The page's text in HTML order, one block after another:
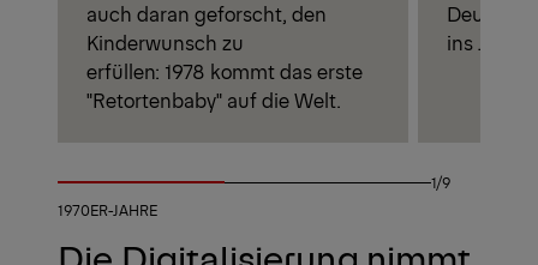
auch daran geforscht, den
Kinderwunsch zu
erfüllen: 1978 kommt das erste
"Retortenbaby" auf die Welt.
ins Jahr
1/9
1970ER-JAHRE